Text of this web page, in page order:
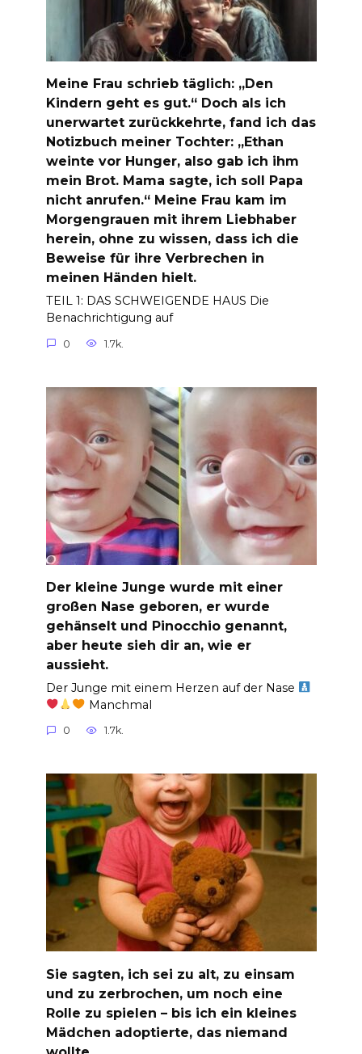
Meine Frau schrieb täglich: „Den
Kindern geht es gut.“ Doch als ich
unerwartet zurückkehrte, fand ich das
Notizbuch meiner Tochter: „Ethan
weinte vor Hunger, also gab ich ihm
mein Brot. Mama sagte, ich soll Papa
nicht anrufen.“ Meine Frau kam im
Morgengrauen mit ihrem Liebhaber
herein, ohne zu wissen, dass ich die
Beweise für ihre Verbrechen in
meinen Händen hielt.
TEIL 1: DAS SCHWEIGENDE HAUS Die
Benachrichtigung auf
0 1.7k.
Der kleine Junge wurde mit einer
großen Nase geboren, er wurde
gehänselt und Pinocchio genannt,
aber heute sieh dir an, wie er
aussieht.
Der Junge mit einem Herzen auf der Nase
Manchmal
0 1.7k.
Sie sagten, ich sei zu alt, zu einsam
und zu zerbrochen, um noch eine
Rolle zu spielen – bis ich ein kleines
Mädchen adoptierte, das niemand